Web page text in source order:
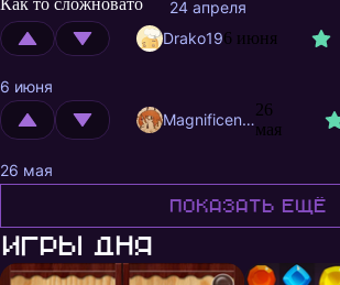
Как то сложновато
24 апреля
Drako196 июня
6 июня
MagnificentMrFox
26
мая
26 мая
Показать ещё
Игры дня